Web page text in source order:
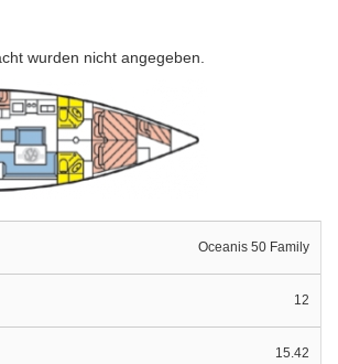
wurden nicht angegeben.
Oceanis 50 Family
12
15.42